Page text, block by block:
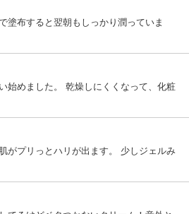
塗布すると翌朝もしっかり潤っていま
始めました。 乾燥しにくくなって、化粧
がプリっとハリが出ます。 少しジェルみ